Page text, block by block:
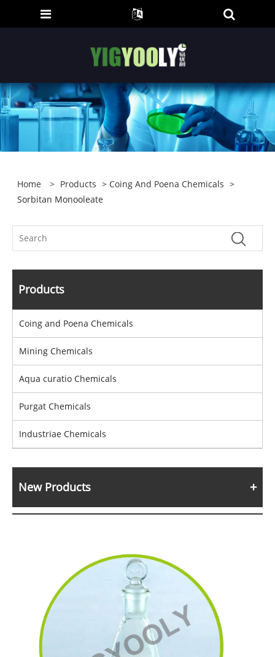
Home > Products > Coing And Poena Chemicals >
Sorbitan Monooleate
Products
Coing and Poena Chemicals
Mining Chemicals
Aqua curatio Chemicals
Purgat Chemicals
Industriae Chemicals
New Products